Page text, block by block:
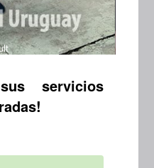
servicios